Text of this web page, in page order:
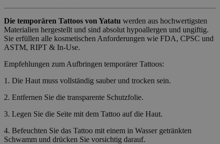
Die temporären Tattoos von Yatatu werden aus hochwertigsten
Materialien hergestellt und sind absolut hypoallergen und ungiftig.
Sie erfüllen alle kosmetischen Anforderungen wie FDA, CPSC und
ASTM, RIPT & In-Use.
Empfehlungen zum Aufbringen temporärer Tattoos:
1. Die Haut muss vollständig sauber und trocken sein.
2. Entfernen Sie die transparente Schutzfolie.
3. Legen Sie die Seite mit dem Tattoo auf die Haut.
4. Befeuchten Sie das Tattoo mit einem in Wasser getränkten
Schwamm und drücken Sie vorsichtig darauf.